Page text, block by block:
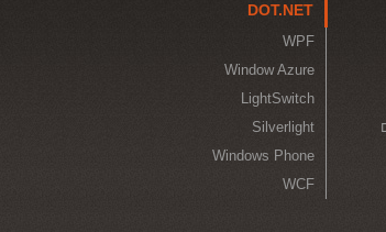
DOT.NET
WPF
Window Azure
LightSwitch
Silverlight
Windows Phone
WCF